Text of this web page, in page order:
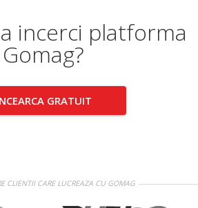
incerci platforma
Gomag?
GRATUIT
CLIENTII CARE LUCREAZA CU GOMAG